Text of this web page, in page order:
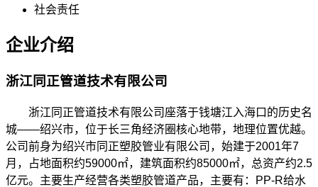
社会责任
企业介绍
浙江同正管道技术有限公司
浙江同正管道技术有限公司座落于钱塘江入海口的历史名
城——绍兴市，位于长三角经济圈核心地带，地理位置优越。
公司前身为绍兴市同正塑胶管业有限公司，始建于2001年7
月，占地面积约59000㎡，建筑面积约85000㎡，总资产约2.5
亿元。主要生产经营各类塑胶管道产品，主要有：PP-R给水